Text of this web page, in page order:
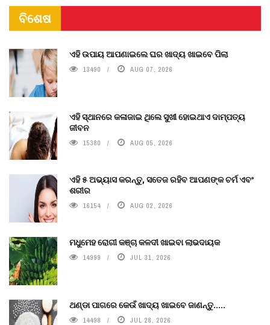
ବିଶେଷ
ଏହି ଉପାୟ ଆପଣାଇଲେ ଘର ଖାଦ୍ୟ ଖାଇବେ ପିଲା
13490 AUG 07, 2026
ଏହି ସ୍ଥାନରେ କଳାଜାଇ ଥିଲେ ସୁଖୀ ହୋଇଥାଏ ଦାମ୍ପତ୍ୟ
ଜୀବନ
15380 AUG 05, 2026
ଏହି ୫ ଅଭ୍ୟାସ କରନ୍ତୁ, ସତେଜ ରହିବ ଆପଣଙ୍କ ଚର୍ମ ଏବଂ
ଶରୀର
16154 AUG 02, 2026
ମଧୁମେହ ରୋଗୀ କଞ୍ଚା କଳଦୀ ଖାଇବା ଲାଭଦାୟକ
14999 JUL 31, 2026
ଥଣ୍ଡା ପାଗରେ କେଉଁ ଖାଦ୍ୟ ଖାଇବେ ଜାଣନ୍ତୁ.....
14498 JUL 28, 2026